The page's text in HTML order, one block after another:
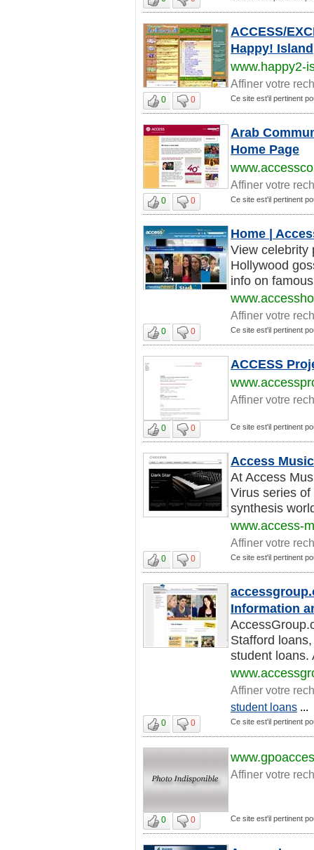
ACCESS/
Happy! Island
www.happy2-
Affiner votre
0 0 Ce site est'il pertinent
Arab
Home Page
Affiner votre
0 0 Ce site est'il pertinent
Home |
View celebrity
Hollywood
info on
Affiner votre
0 0 Ce site est'il pertinent
ACCESS
Affiner votre
0 0 Ce site est'il pertinent
Access
At Access
Virus series
synthesis
www.access-
Affiner votre
0 0 Ce site est'il pertinent
Information
Stafford
student loans.
Affiner votre
student loans ...
0 0 Ce site est'il pertinent
Affiner votre
0 0 Ce site est'il pertinent